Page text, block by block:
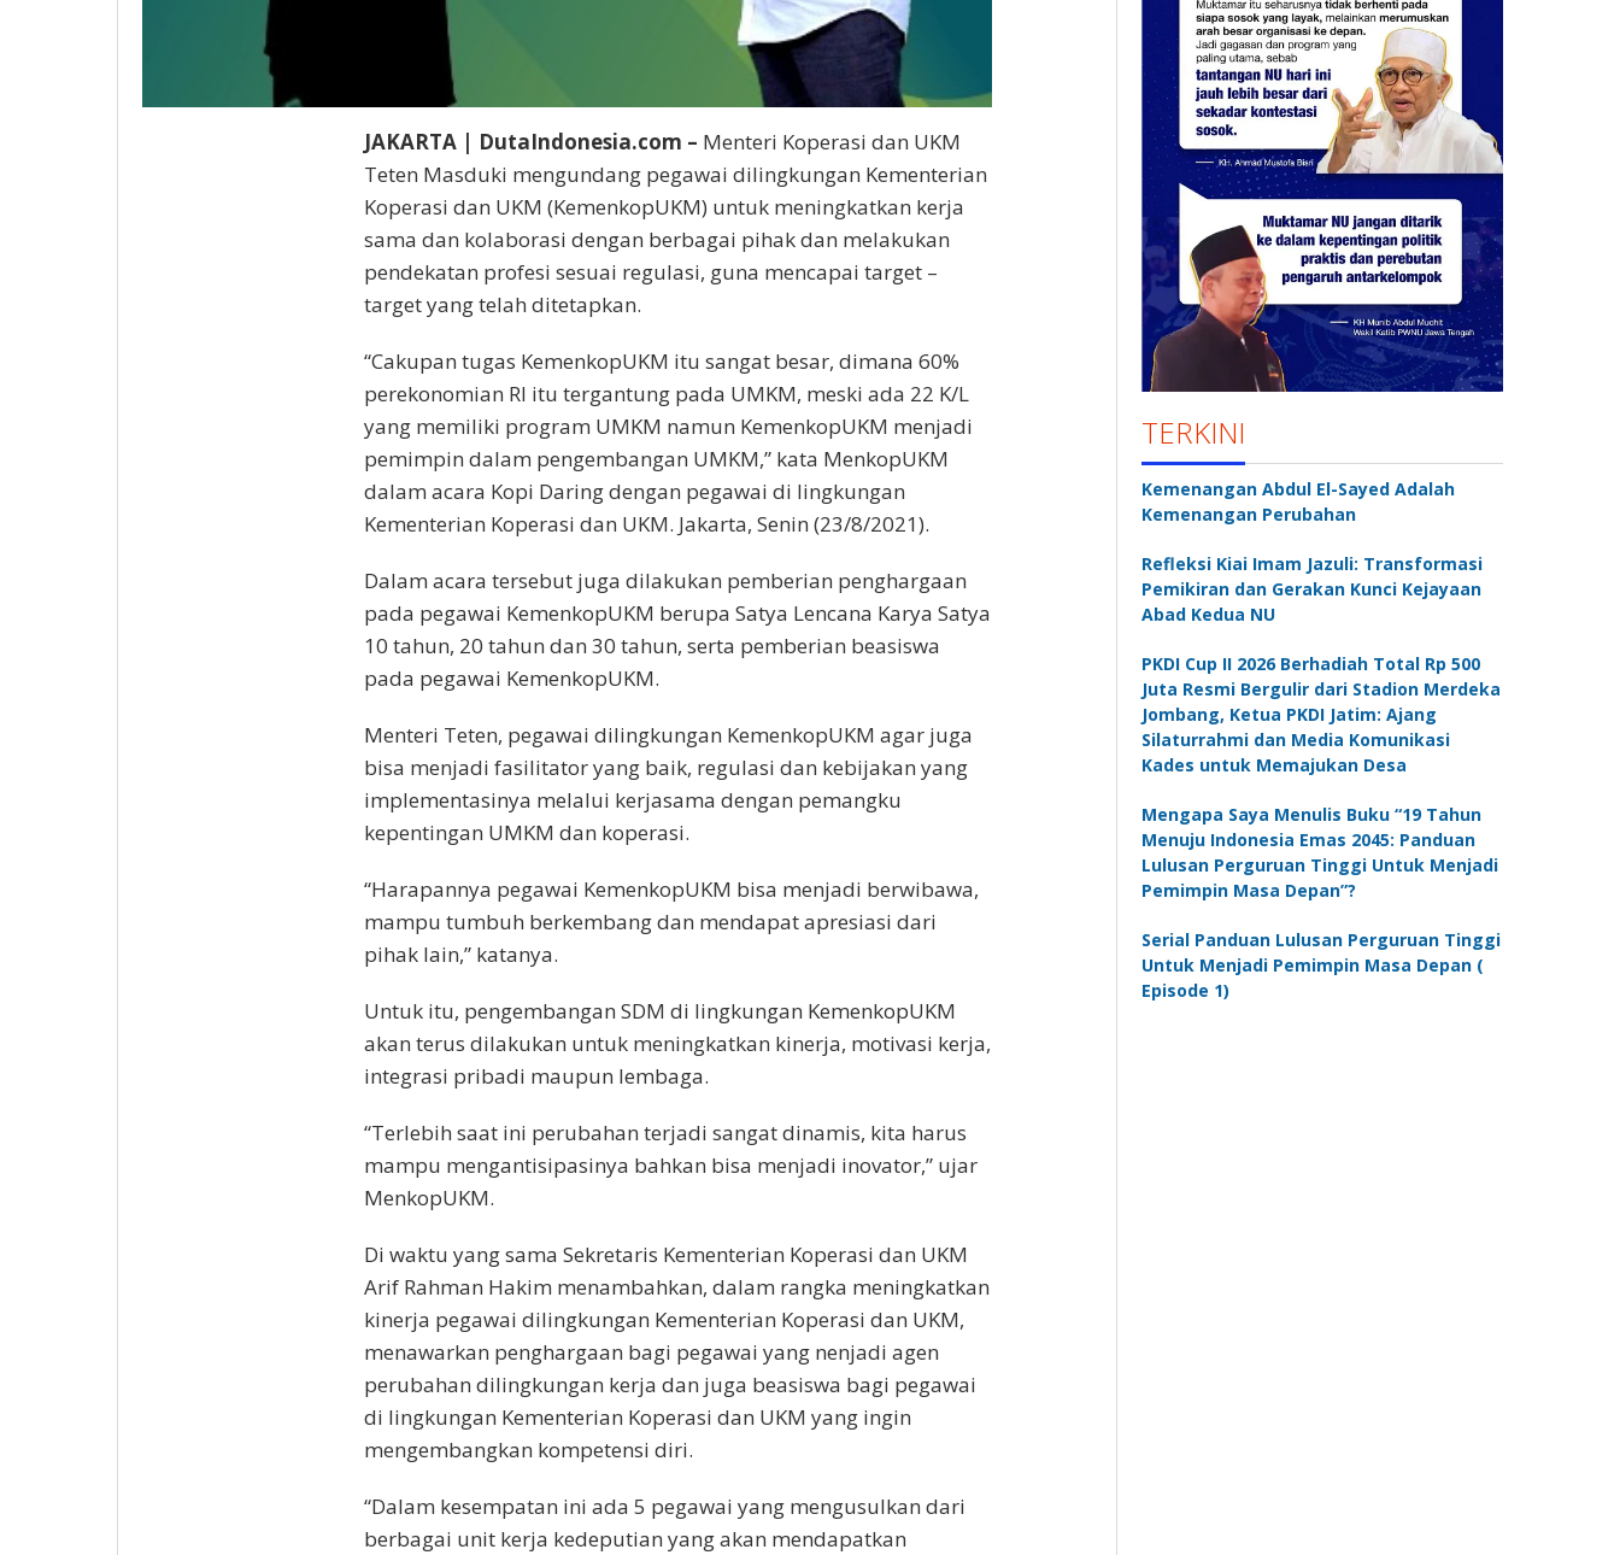
JAKARTA | DutaIndonesia.com – Menteri Koperasi dan UKM
Teten Masduki mengundang pegawai dilingkungan Kementerian
Koperasi dan UKM (KemenkopUKM) untuk meningkatkan kerja
sama dan kolaborasi dengan berbagai pihak dan melakukan
pendekatan profesi sesuai regulasi, guna mencapai target –
target yang telah ditetapkan.
“Cakupan tugas KemenkopUKM itu sangat besar, dimana 60%
perekonomian RI itu tergantung pada UMKM, meski ada 22 K/L
yang memiliki program UMKM namun KemenkopUKM menjadi
pemimpin dalam pengembangan UMKM,” kata MenkopUKM
dalam acara Kopi Daring dengan pegawai di lingkungan
Kementerian Koperasi dan UKM. Jakarta, Senin (23/8/2021).
Dalam acara tersebut juga dilakukan pemberian penghargaan
pada pegawai KemenkopUKM berupa Satya Lencana Karya Satya
10 tahun, 20 tahun dan 30 tahun, serta pemberian beasiswa
pada pegawai KemenkopUKM.
Menteri Teten, pegawai dilingkungan KemenkopUKM agar juga
bisa menjadi fasilitator yang baik, regulasi dan kebijakan yang
implementasinya melalui kerjasama dengan pemangku
kepentingan UMKM dan koperasi.
“Harapannya pegawai KemenkopUKM bisa menjadi berwibawa,
mampu tumbuh berkembang dan mendapat apresiasi dari
pihak lain,” katanya.
Untuk itu, pengembangan SDM di lingkungan KemenkopUKM
akan terus dilakukan untuk meningkatkan kinerja, motivasi kerja,
integrasi pribadi maupun lembaga.
“Terlebih saat ini perubahan terjadi sangat dinamis, kita harus
mampu mengantisipasinya bahkan bisa menjadi inovator,” ujar
MenkopUKM.
Di waktu yang sama Sekretaris Kementerian Koperasi dan UKM
Arif Rahman Hakim menambahkan, dalam rangka meningkatkan
kinerja pegawai dilingkungan Kementerian Koperasi dan UKM,
menawarkan penghargaan bagi pegawai yang nenjadi agen
perubahan dilingkungan kerja dan juga beasiswa bagi pegawai
di lingkungan Kementerian Koperasi dan UKM yang ingin
mengembangkan kompetensi diri.
“Dalam kesempatan ini ada 5 pegawai yang mengusulkan dari
berbagai unit kerja kedeputian yang akan mendapatkan
TERKINI
Kemenangan Abdul El-Sayed Adalah
Kemenangan Perubahan
Refleksi Kiai Imam Jazuli: Transformasi
Pemikiran dan Gerakan Kunci Kejayaan
Abad Kedua NU
PKDI Cup II 2026 Berhadiah Total Rp 500
Juta Resmi Bergulir dari Stadion Merdeka
Jombang, Ketua PKDI Jatim: Ajang
Silaturrahmi dan Media Komunikasi
Kades untuk Memajukan Desa
Mengapa Saya Menulis Buku “19 Tahun
Menuju Indonesia Emas 2045: Panduan
Lulusan Perguruan Tinggi Untuk Menjadi
Pemimpin Masa Depan”?
Serial Panduan Lulusan Perguruan Tinggi
Untuk Menjadi Pemimpin Masa Depan (
Episode 1)